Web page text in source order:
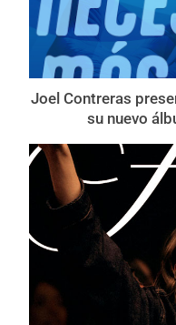
Joel Contreras
su nuevo